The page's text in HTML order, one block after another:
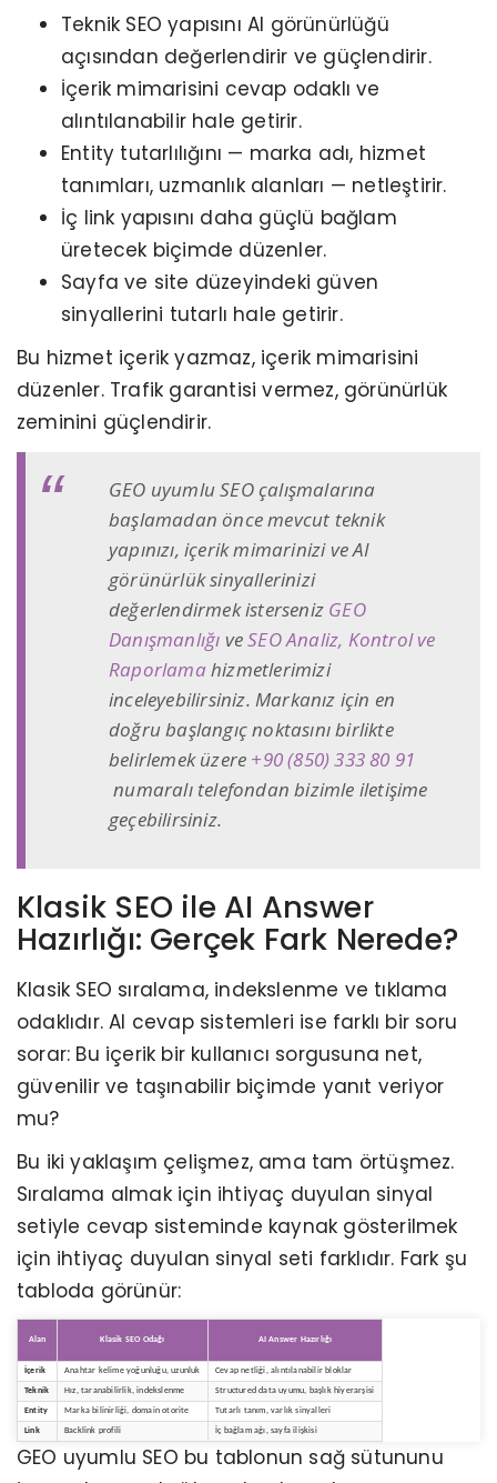
Teknik SEO yapısını AI görünürlüğü
açısından değerlendirir ve güçlendirir.
İçerik mimarisini cevap odaklı ve
alıntılanabilir hale getirir.
Entity tutarlılığını — marka adı, hizmet
tanımları, uzmanlık alanları — netleştirir.
İç link yapısını daha güçlü bağlam
üretecek biçimde düzenler.
Sayfa ve site düzeyindeki güven
sinyallerini tutarlı hale getirir.
Bu hizmet içerik yazmaz, içerik mimarisini
düzenler. Trafik garantisi vermez, görünürlük
zeminini güçlendirir.
GEO uyumlu SEO çalışmalarına
başlamadan önce mevcut teknik
yapınızı, içerik mimarinizi ve AI
görünürlük sinyallerinizi
değerlendirmek isterseniz GEO
Danışmanlığı veSEO Analiz, Kontrol ve
Raporlama hizmetlerimizi
inceleyebilirsiniz. Markanız için en
doğru başlangıç noktasını birlikte
belirlemek üzere +90 (850) 333 80 91
numaralı telefondan bizimle iletişime
geçebilirsiniz.
Klasik SEO ile AI Answer
Hazırlığı: Gerçek Fark Nerede?
Klasik SEO sıralama, indekslenme ve tıklama
odaklıdır. AI cevap sistemleri ise farklı bir soru
sorar: Bu içerik bir kullanıcı sorgusuna net,
güvenilir ve taşınabilir biçimde yanıt veriyor
mu?
Bu iki yaklaşım çelişmez, ama tam örtüşmez.
Sıralama almak için ihtiyaç duyulan sinyal
setiyle cevap sisteminde kaynak gösterilmek
için ihtiyaç duyulan sinyal seti farklıdır. Fark şu
tabloda görünür:
Alan Klasik SEO Odağı AI Answer Hazırlığı
İçerik Anahtar kelime yoğunluğu, uzunluk Cevap netliği, alıntılanabilir bloklar
Teknik Hız, taranabilirlik, indekslenme Structured data uyumu, başlık hiyerarşisi
Entity Marka bilinirliği, domain otorite Tutarlı tanım, varlık sinyalleri
Link Backlink profili İç bağlam ağı, sayfa ilişkisi
GEO uyumlu SEO bu tablonun sağ sütununu